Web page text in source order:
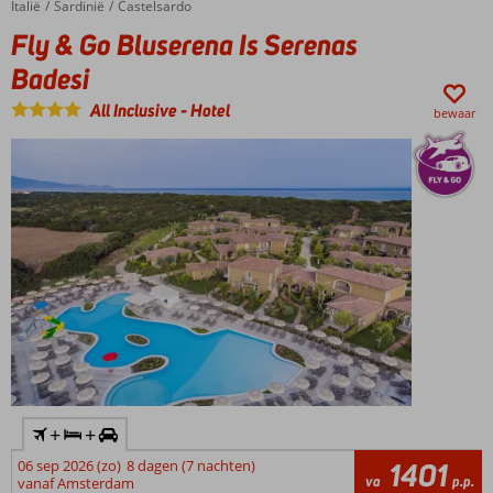
een aanrader
Uitstekende prijs-
kwaliteitverhouding
All
Inclusive
met
Italiaanse
flair
Home
Italië Sardinië Castelsardo
Fly & Go Bluserena Is Serenas Badesi
Fly & Go Bluserena Is Serenas
Badesi
All Inclusive-Hotel bewaar
+ +
06 sep 2026 (zo) 8 dagen (7 nachten)
vanaf Amsterdam
va 1401 p.p.